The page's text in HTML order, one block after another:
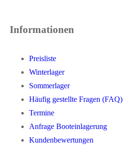
Informationen
Preisliste
Winterlager
Sommerlager
Häufig gestellte Fragen (FAQ)
Termine
Anfrage Booteinlagerung
Kundenbewertungen